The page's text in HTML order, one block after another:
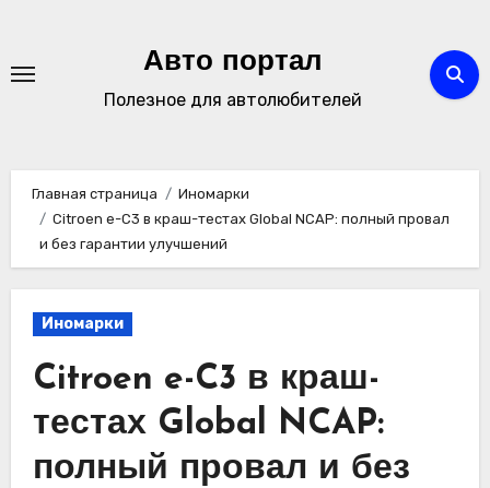
содержимому
Авто портал
Полезное для автолюбителей
Главная страница
Иномарки
Citroen e-C3 в краш-тестах Global NCAP: полный провал
и без гарантии улучшений
Иномарки
Citroen e-C3 в краш-
тестах Global NCAP:
полный провал и без